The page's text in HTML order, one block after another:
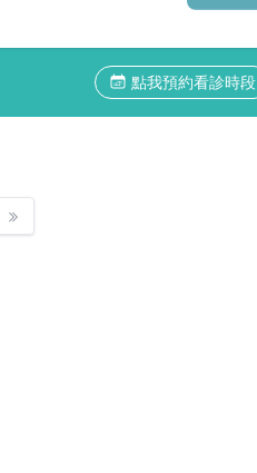
點我預約看診時段